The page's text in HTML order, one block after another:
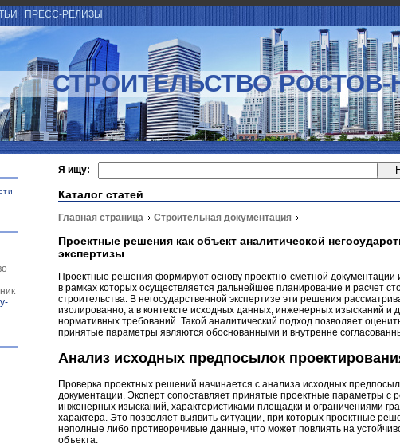
ПРЕСС-РЕЛИЗЫ
СТРОИТЕЛЬСТВО РОСТОВ-
Я ищу:
Каталог статей
Главная страница Строительная документация
Проектные решения как объект аналитической
экспертизы
Проектные решения формируют основу проектно-сметной
в рамках которых осуществляется дальнейшее планирование и расчет
строительства. В негосударственной экспертизе эти решения
изолированно, а в контексте исходных данных, инженерных изысканий и
нормативных требований. Такой аналитический подход позволяет
принятые параметры являются обоснованными и внутренне
Анализ исходных предпосылок
Проверка проектных решений начинается с анализа исходных
документации. Эксперт сопоставляет принятые проектные параметры с
инженерных изысканий, характеристиками площадки и ограничениями
характера. Это позволяет выявить ситуации, при которых проектные
неполные либо противоречивые данные, что может повлиять на
объекта.